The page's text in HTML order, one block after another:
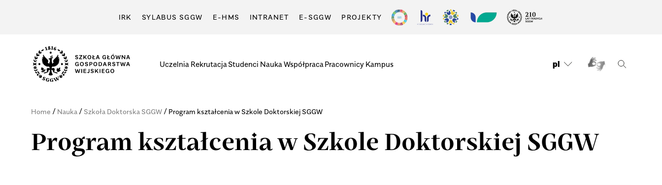
IRK SYLABUS SGGW E-HMS INTRANET E-SGGW PROJEKTY
Uczelnia Rekrutacja Studenci Nauka Współpraca Pracownicy Kampus pl
Home / Nauka/ Szkoła Doktorska SGGW/ Program kształcenia w Szkole Doktorskiej SGGW
Program kształcenia w Szkole Doktorskiej SGGW